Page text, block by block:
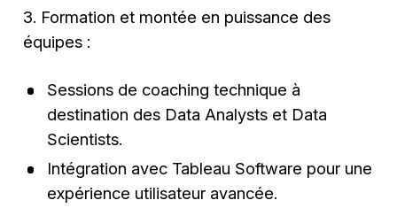
3. Formation et montée en puissance des
équipes :
Sessions de coaching technique à
destination des Data Analysts et Data
Scientists.
Intégration avec Tableau Software pour une
expérience utilisateur avancée.